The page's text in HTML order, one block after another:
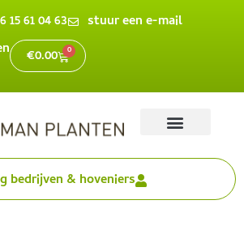
15 61 04 63
stuur een e-mail
€0.00 0
bedrijven & hoveniers